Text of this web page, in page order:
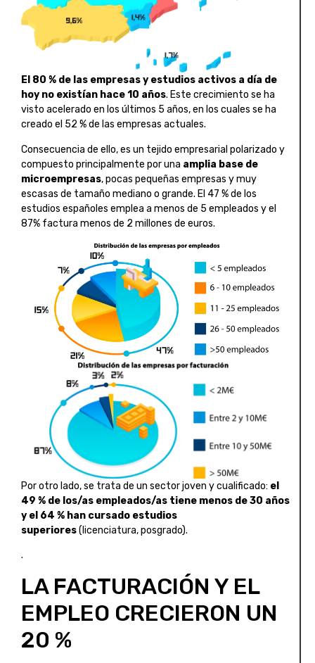
El 80 % de las empresas y estudios activos a día de
hoy no existían hace 10 años. Este crecimiento se ha
visto acelerado en los últimos 5 años, en los cuales se ha
creado el 52 % de las empresas actuales.
Consecuencia de ello, es un tejido empresarial polarizado y
compuesto principalmente por una amplia base de
microempresas, pocas pequeñas empresas y muy
escasas de tamaño mediano o grande. El 47 % de los
estudios españoles emplea a menos de 5 empleados y el
87% factura menos de 2 millones de euros.
Por otro lado, se trata de un sector joven y cualificado: el
49 % de los/as empleados/as tiene menos de 30 años
y el 64 % han cursado estudios
superiores(licenciatura, posgrado).
.
LA FACTURACIÓN Y EL
EMPLEO CRECIERON UN
20 %